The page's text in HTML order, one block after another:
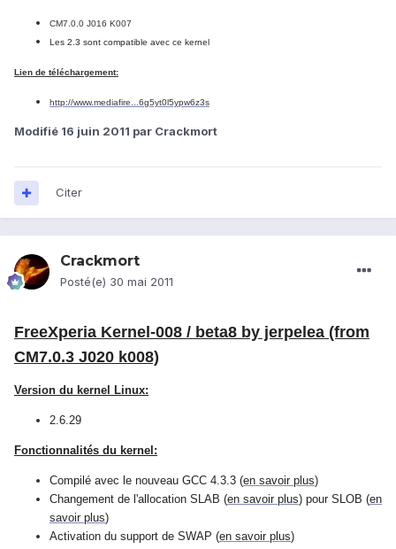
CM7.0.0 J016 K007
Les 2.3 sont compatible avec ce kernel
Lien de téléchargement:
http://www.mediafire...6g5yt0l5ypw6z3s
Modifié 16 juin 2011 par Crackmort
Citer
Crackmort
Posté(e) 30 mai 2011
FreeXperia Kernel-008 / beta8 by jerpelea (from
CM7.0.3 J020 k008)
Version du kernel Linux:
2.6.29
Fonctionnalités du kernel:
Compilé avec le nouveau GCC 4.3.3 (en savoir plus)
Changement de l'allocation SLAB (en savoir plus) pour SLOB (en
savoir plus)
Activation du support de SWAP (en savoir plus)